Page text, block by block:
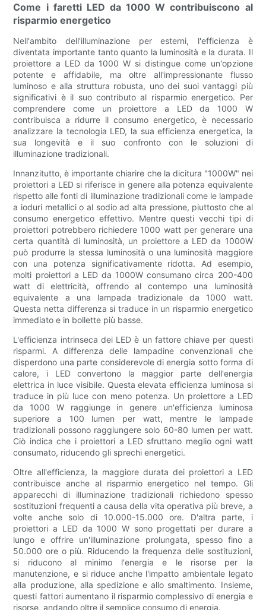
Come i faretti LED da 1000 W contribuiscono al
risparmio energetico
Nell'ambito dell'illuminazione per esterni, l'efficienza è
diventata importante tanto quanto la luminosità e la durata. Il
proiettore a LED da 1000 W si distingue come un'opzione
potente e affidabile, ma oltre all'impressionante flusso
luminoso e alla struttura robusta, uno dei suoi vantaggi più
significativi è il suo contributo al risparmio energetico. Per
comprendere come un proiettore a LED da 1000 W
contribuisca a ridurre il consumo energetico, è necessario
analizzare la tecnologia LED, la sua efficienza energetica, la
sua longevità e il suo confronto con le soluzioni di
illuminazione tradizionali.
Innanzitutto, è importante chiarire che la dicitura "1000W" nei
proiettori a LED si riferisce in genere alla potenza equivalente
rispetto alle fonti di illuminazione tradizionali come le lampade
a ioduri metallici o al sodio ad alta pressione, piuttosto che al
consumo energetico effettivo. Mentre questi vecchi tipi di
proiettori potrebbero richiedere 1000 watt per generare una
certa quantità di luminosità, un proiettore a LED da 1000W
può produrre la stessa luminosità o una luminosità maggiore
con una potenza significativamente ridotta. Ad esempio,
molti proiettori a LED da 1000W consumano circa 200-400
watt di elettricità, offrendo al contempo una luminosità
equivalente a una lampada tradizionale da 1000 watt.
Questa netta differenza si traduce in un risparmio energetico
immediato e in bollette più basse.
L'efficienza intrinseca dei LED è un fattore chiave per questi
risparmi. A differenza delle lampadine convenzionali che
disperdono una parte considerevole di energia sotto forma di
calore, i LED convertono la maggior parte dell'energia
elettrica in luce visibile. Questa elevata efficienza luminosa si
traduce in più luce con meno potenza. Un proiettore a LED
da 1000 W raggiunge in genere un'efficienza luminosa
superiore a 100 lumen per watt, mentre le lampade
tradizionali possono raggiungere solo 60-80 lumen per watt.
Ciò indica che i proiettori a LED sfruttano meglio ogni watt
consumato, riducendo gli sprechi energetici.
Oltre all'efficienza, la maggiore durata dei proiettori a LED
contribuisce anche al risparmio energetico nel tempo. Gli
apparecchi di illuminazione tradizionali richiedono spesso
sostituzioni frequenti a causa della vita operativa più breve, a
volte anche solo di 10.000-15.000 ore. D'altra parte, i
proiettori a LED da 1000 W sono progettati per durare a
lungo e offrire un'illuminazione prolungata, spesso fino a
50.000 ore o più. Riducendo la frequenza delle sostituzioni,
si riducono al minimo l'energia e le risorse per la
manutenzione, e si riduce anche l'impatto ambientale legato
alla produzione, alla spedizione e allo smaltimento. Insieme,
questi fattori aumentano il risparmio complessivo di energia e
risorse, andando oltre il semplice consumo di energia.